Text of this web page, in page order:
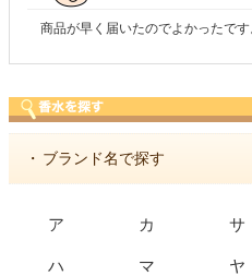
商品が早く届いたのでよかったで
・ ブランド名で探す
ア カ サ
ハ マ ヤ